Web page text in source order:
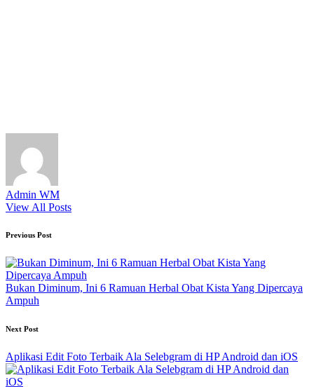
Admin WM
View All Posts
Post
navigation
Previous Post
Bukan Diminum, Ini 6 Ramuan Herbal Obat Kista Yang Dipercaya
Ampuh
Next Post
Aplikasi Edit Foto Terbaik Ala Selebgram di HP Android dan iOS